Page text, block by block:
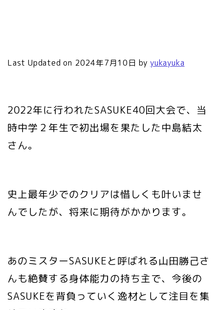
Last Updated on 2024年7月10日 byyukayuka
2022年に行われたSASUKE40回大会で、当
時中学２年生で初出場を果たした中島結太
さん。
史上最年少でのクリアは惜しくも叶いませ
んでしたが、将来に期待がかかります。
あのミスターSASUKEと呼ばれる山田勝己さ
んも絶賛する身体能力の持ち主で、今後の
SASUKEを背負っていく逸材として注目を集